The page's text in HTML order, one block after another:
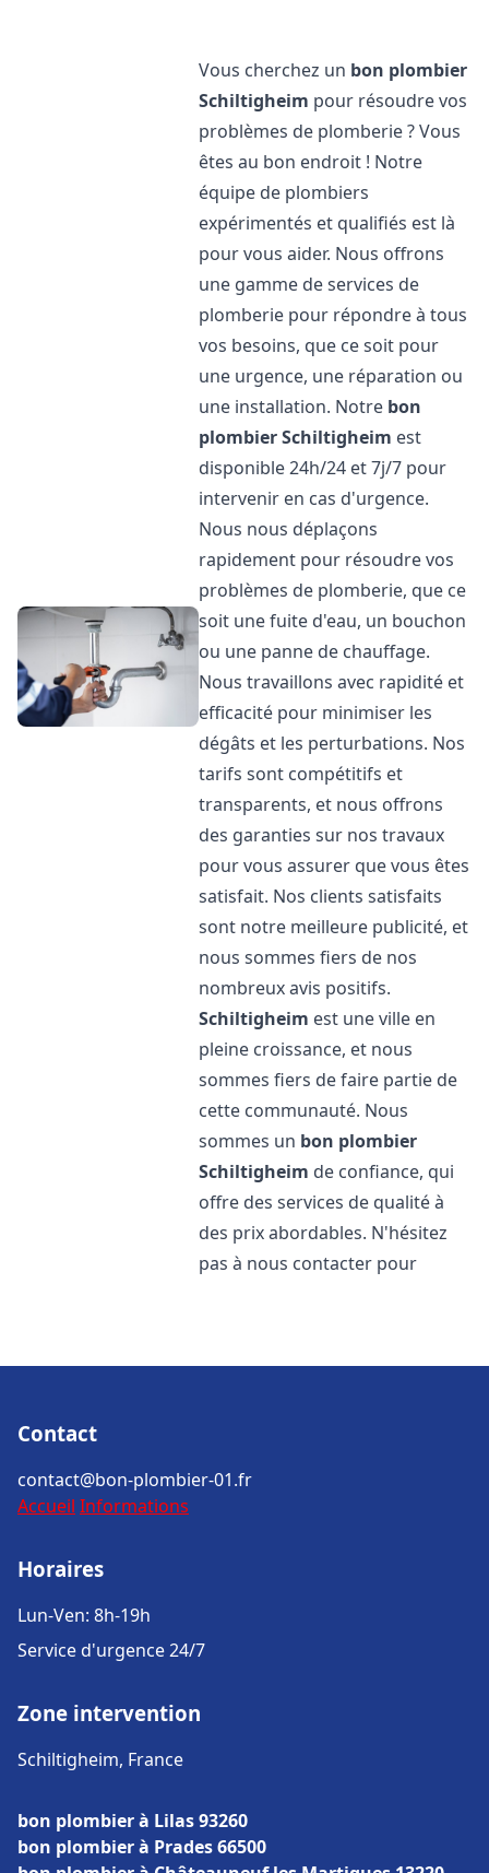
Vous cherchez un bon plombier
Schiltigheim pour résoudre vos
problèmes de plomberie ? Vous
êtes au bon endroit ! Notre
équipe de plombiers
expérimentés et qualifiés est là
pour vous aider. Nous offrons
une gamme de services de
plomberie pour répondre à tous
vos besoins, que ce soit pour
une urgence, une réparation ou
une installation. Notre bon
plombierSchiltigheim est
disponible 24h/24 et 7j/7 pour
intervenir en cas d'urgence.
Nous nous déplaçons
rapidement pour résoudre vos
problèmes de plomberie, que ce
soit une fuite d'eau, un bouchon
ou une panne de chauffage.
Nous travaillons avec rapidité et
efficacité pour minimiser les
dégâts et les perturbations. Nos
tarifs sont compétitifs et
transparents, et nous offrons
des garanties sur nos travaux
pour vous assurer que vous êtes
satisfait. Nos clients satisfaits
sont notre meilleure publicité, et
nous sommes fiers de nos
nombreux avis positifs.
Schiltigheim est une ville en
pleine croissance, et nous
sommes fiers de faire partie de
cette communauté. Nous
sommes un bon plombier
Schiltigheim de confiance, qui
offre des services de qualité à
des prix abordables. N'hésitez
pas à nous contacter pour
Contact
contact@bon-plombier-01.fr
Accueil Informations
Horaires
Lun-Ven: 8h-19h
Service d'urgence 24/7
Zone intervention
Schiltigheim, France
bon plombier à Lilas 93260
bon plombier à Prades 66500